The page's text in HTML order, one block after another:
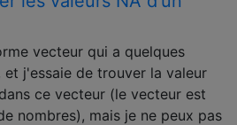
vecteur qui a quelques
et j'essaie de trouver la valeur
ce vecteur (le vecteur est
nombres), mais je ne peux pas